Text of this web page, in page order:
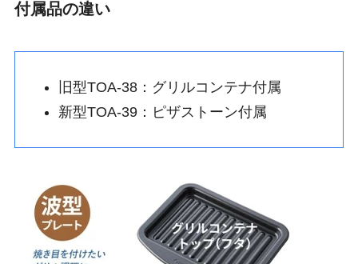
付属品の違い
旧型TOA-38：グリルコンテナ付属
新型TOA-39：ピザストーン付属